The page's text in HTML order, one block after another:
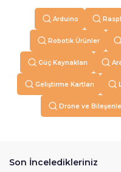
Arduino
Robotik Ürünler
Güç Kaynakları
Geliştirme Kartları
Drone ve
Son İnceledikleriniz